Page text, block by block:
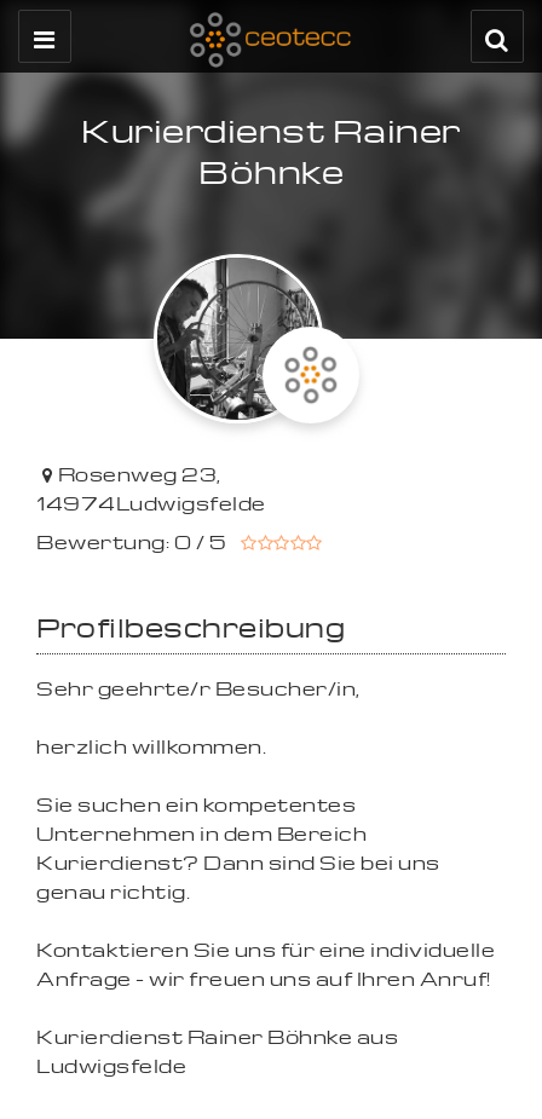
Kurierdienst Rainer
Böhnke
Rosenweg 23,
14974Ludwigsfelde
Bewertung: 0 / 5
Profilbeschreibung
Sehr geehrte/r Besucher/in,
herzlich willkommen.
Sie suchen ein kompetentes
Unternehmen in dem Bereich
Kurierdienst? Dann sind Sie bei uns
genau richtig.
Kontaktieren Sie uns für eine individuelle
Anfrage - wir freuen uns auf Ihren Anruf!
Kurierdienst Rainer Böhnke aus
Ludwigsfelde